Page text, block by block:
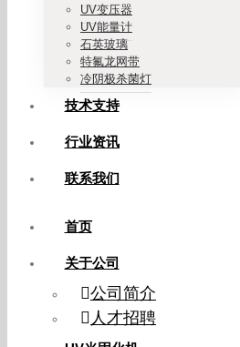
UV变压器
UV能量计
石英玻璃
特氟龙网带
冷阴极杀菌灯
技术支持
行业资讯
联系我们
首页
关于公司
公司简介
人才招聘